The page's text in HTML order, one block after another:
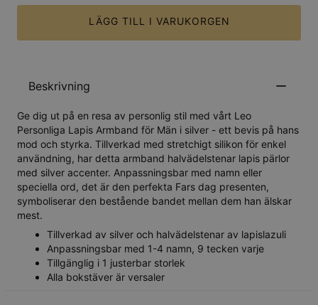
LÄGG TILL I VARUKORGEN
Beskrivning
Ge dig ut på en resa av personlig stil med vårt Leo
Personliga Lapis Armband för Män i silver - ett bevis på hans
mod och styrka. Tillverkad med stretchigt silikon för enkel
användning, har detta armband halvädelstenar lapis pärlor
med silver accenter. Anpassningsbar med namn eller
speciella ord, det är den perfekta Fars dag presenten,
symboliserar den bestående bandet mellan dem han älskar
mest.
Tillverkad av silver och halvädelstenar av lapislazuli
Anpassningsbar med 1-4 namn, 9 tecken varje
Tillgänglig i 1 justerbar storlek
Alla bokstäver är versaler